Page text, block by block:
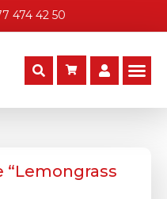
474 42 50
“Lemongrass